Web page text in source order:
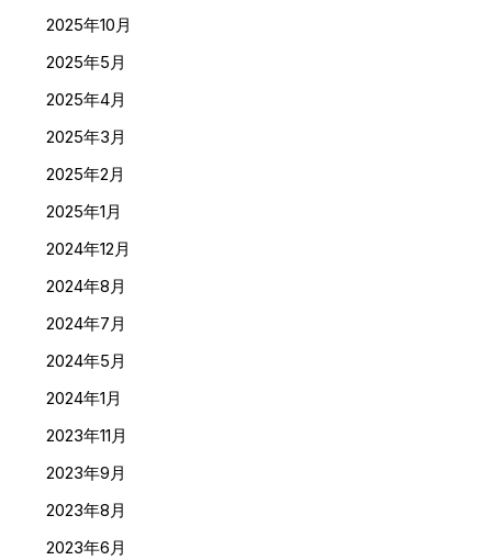
2025年10月
2025年5月
2025年4月
2025年3月
2025年2月
2025年1月
2024年12月
2024年8月
2024年7月
2024年5月
2024年1月
2023年11月
2023年9月
2023年8月
2023年6月